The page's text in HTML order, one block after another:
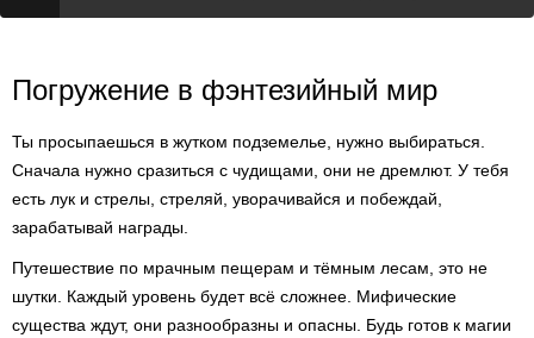
Погружение в фэнтезийный мир
Ты просыпаешься в жутком подземелье, нужно выбираться.
Сначала нужно сразиться с чудищами, они не дремлют. У тебя
есть лук и стрелы, стреляй, уворачивайся и побеждай,
зарабатывай награды.
Путешествие по мрачным пещерам и тёмным лесам, это не
шутки. Каждый уровень будет всё сложнее. Мифические
существа ждут, они разнообразны и опасны. Будь готов к магии